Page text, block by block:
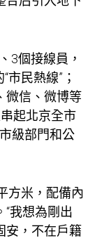
3個接線員，
民熱線”；
微信、微博等
起北京全市
級部門和公
方米，配備內
我想為剛出
安，不在戶籍